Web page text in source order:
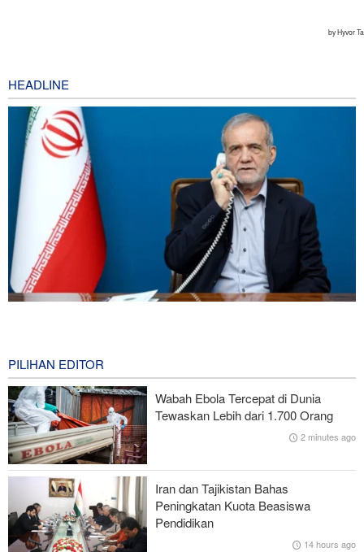
HEADLINE
Trump Geram atas Kemenangan Kandidat Pendukung Palestina
di Michigan
Korban Jiwa di Konflik Perbatasan; 2 Tentara Israel Tewas
Amerika Serikat Cabut Sebagian Sanksi yang Berkaitan dengan
Yaman kepada Arab Saudi: Kami akan Balas!
PILIHAN EDITOR
Wabah Ebola Tercepat di Dunia
Tewaskan Lebih dari 1.700 Orang
2 minutes ago
Iran dan Tajikistan Bahas
Peningkatan Kuota Beasiswa
Pendidikan
14 hours ago